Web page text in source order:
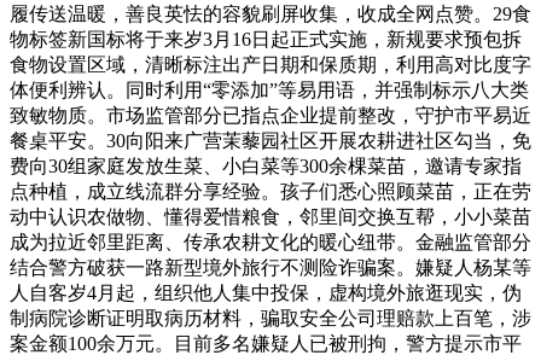
履传送温暖，善良英怯的容貌刷屏收集，收成全网点赞。29食
物标签新国标将于来岁3月16日起正式实施，新规要求预包拆
食物设置区域，清晰标注出产日期和保质期，利用高对比度字
体便利辨认。同时利用“零添加”等易用语，并强制标示八大类
致敏物质。市场监管部分已指点企业提前整改，守护市平易近
餐桌平安。30向阳来广营茉藜园社区开展农耕进社区勾当，免
费向30组家庭发放生菜、小白菜等300余棵菜苗，邀请专家指
点种植，成立线流群分享经验。孩子们悉心照顾菜苗，正在劳
动中认识农做物、懂得爱惜粮食，邻里间交换互帮，小小菜苗
成为拉近邻里距离、传承农耕文化的暖心纽带。金融监管部分
结合警方破获一路新型境外旅行不测险诈骗案。嫌疑人杨某等
人自客岁4月起，组织他人集中投保，虚构境外旅逛现实，伪
制病院诊断证明取病历材料，骗取安全公司理赔款上百笔，涉
案金额100余万元。目前多名嫌疑人已被刑拘，警方提示市平